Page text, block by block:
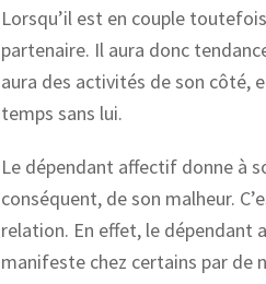
Lorsqu’il est en couple
partenaire. Il aura donc
aura des activités de son côté,
temps sans lui.
Le dépendant affectif donne à
conséquent, de son malheur.
relation. En effet, le dépendant
manifeste chez certains par de